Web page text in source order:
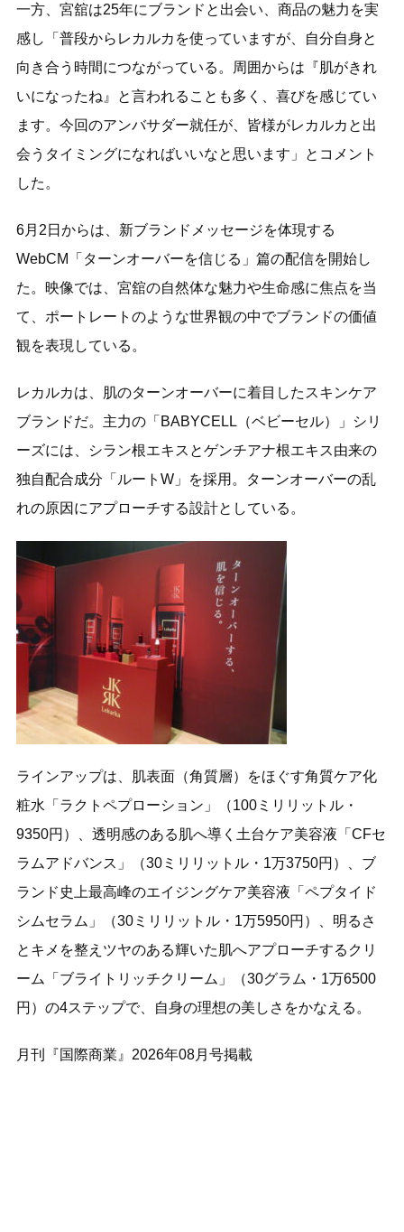
一方、宮舘は25年にブランドと出会い、商品の魅力を実
感し「普段からレカルカを使っていますが、自分自身と
向き合う時間につながっている。周囲からは『肌がきれ
いになったね』と言われることも多く、喜びを感じてい
ます。今回のアンバサダー就任が、皆様がレカルカと出
会うタイミングになればいいなと思います」とコメント
した。
6月2日からは、新ブランドメッセージを体現する
WebCM「ターンオーバーを信じる」篇の配信を開始し
た。映像では、宮舘の自然体な魅力や生命感に焦点を当
て、ポートレートのような世界観の中でブランドの価値
観を表現している。
レカルカは、肌のターンオーバーに着目したスキンケア
ブランドだ。主力の「BABYCELL（ベビーセル）」シリ
ーズには、シラン根エキスとゲンチアナ根エキス由来の
独自配合成分「ルートW」を採用。ターンオーバーの乱
れの原因にアプローチする設計としている。
ラインアップは、肌表面（角質層）をほぐす角質ケア化
粧水「ラクトペプローション」（100ミリリットル・
9350円）、透明感のある肌へ導く土台ケア美容液「CFセ
ラムアドバンス」（30ミリリットル・1万3750円）、ブ
ランド史上最高峰のエイジングケア美容液「ペプタイド
シムセラム」（30ミリリットル・1万5950円）、明るさ
とキメを整えツヤのある輝いた肌へアプローチするクリ
ーム「ブライトリッチクリーム」（30グラム・1万6500
円）の4ステップで、自身の理想の美しさをかなえる。
月刊『国際商業』2026年08月号掲載